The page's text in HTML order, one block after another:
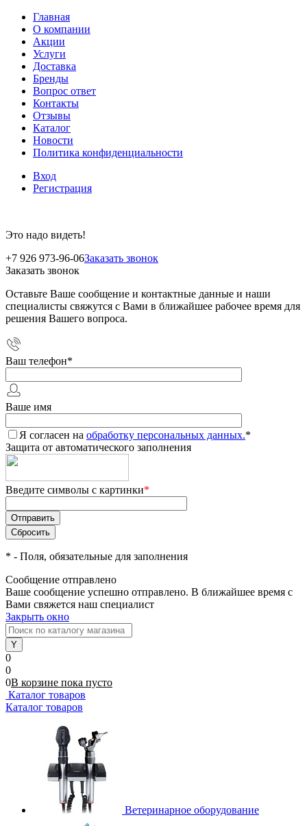
Главная
О компании
Акции
Услуги
Доставка
Бренды
Вопрос ответ
Контакты
Отзывы
Каталог
Новости
Политика конфиденциальности
Вход
Регистрация
Это надо видеть!
+7 926 973-96-06Заказать звонок
Заказать звонок
Оставьте Ваше сообщение и контактные данные и наши
специалисты свяжутся с Вами в ближайшее рабочее время для
решения Вашего вопроса.
Ваш телефон*
Ваше имя
Я согласен на обработку персональных данных.*
Защита от автоматического заполнения
Введите символы с картинки*
* - Поля, обязательные для заполнения
Сообщение отправлено
Ваше сообщение успешно отправлено. В ближайшее время с
Вами свяжется наш специалист
Закрыть окно
0
0
0В корзине пока пусто
Каталог товаров
Каталог товаров
Ветеринарное оборудование